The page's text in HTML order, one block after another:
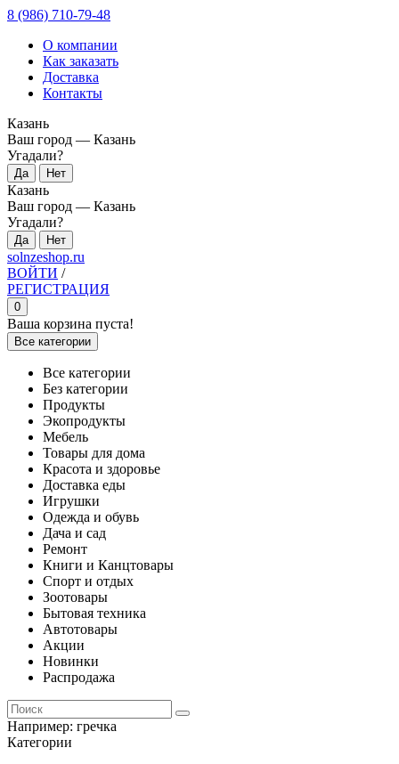
8 (986) 710-79-48
О компании
Как заказать
Доставка
Контакты
Казань
Ваш город — Казань
Угадали?
Казань
Ваш город — Казань
Угадали?
solnzeshop.ru
ВОЙТИ /
РЕГИСТРАЦИЯ
0
Ваша корзина пуста!
Все категории
Все категории
Без категории
Продукты
Экопродукты
Мебель
Товары для дома
Красота и здоровье
Доставка еды
Игрушки
Одежда и обувь
Дача и сад
Ремонт
Книги и Канцтовары
Спорт и отдых
Зоотовары
Бытовая техника
Автотовары
Акции
Новинки
Распродажа
Например: гречка
Категории